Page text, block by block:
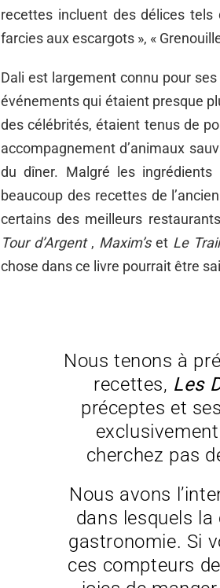
recettes incluent des délices tels
farcies aux escargots », «
Dali est largement connu pour
événements qui étaient presque
des célébrités, étaient tenus de
accompagnement d’animaux
du dîner. Malgré les
beaucoup des recettes de
certains des meilleurs
Tour d’Argent, Maxim’set Le
chose dans ce livre pourrait être
Nous tenons à
recettes, Les
préceptes et
cherchez pas
Nous avons
dans lesquels
gastronomie. Si
ces compteurs